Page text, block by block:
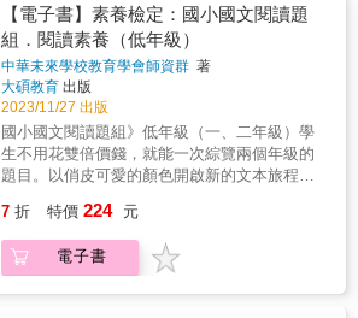
入十九項議題的文本，以培養學生的批判思考
及國際理解、尊重多元等核心價值。書中包含
成語典故、寓言故事、詩歌等多種文本以提升
學生對於多元閱讀學習的深度與廣度；另外，
書中編入之圖表閱讀是為培養學生從中了解生
活常見情境，讓學生能夠更好的應用於日常
中。本書於每篇文本閱讀過後皆附有閱讀檢測
表，以期讓學生於閱讀後評估自己的學習狀
況；並且為檢測學生之閱讀理解程度，本書以
閱讀題組題型設計加上字詞、句段與篇章的學
考文本內容。自我閱讀理解評估與混合題型練
習搭配文本閱讀可讓學生更紮實穩固自身的閱
讀理解。因應新課綱方向，本書結合第一線國
【電子書】素養檢定：國小國文閱讀題
組．閱讀素養（低年級）
中華未來學校教育學會師資群 著
大碩教育 出版
2023/11/27 出版
國小國文閱讀題組》低年級（一、二年級）學
生不用花雙倍價錢，就能一次綜覽兩個年級的
題目。以俏皮可愛的顏色開啟新的文本旅程，
出各類型閱讀題組。低年級以白話文本為主
軸，文本內容生活化，包含動物、人物、寓言
神話、詩歌、圖表篇，培養學生將知識運用於
7 折 特價 224 元
電子書